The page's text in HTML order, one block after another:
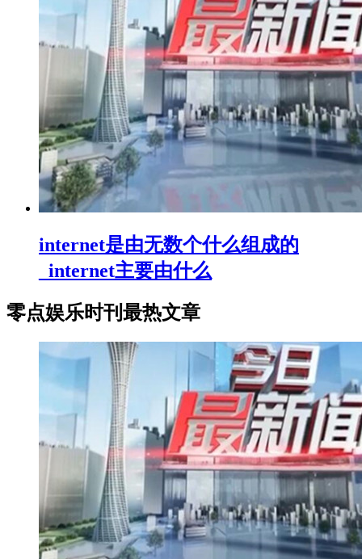
internet是由无数个什么组成的
_internet主要由什么
零点娱乐时刊最热文章